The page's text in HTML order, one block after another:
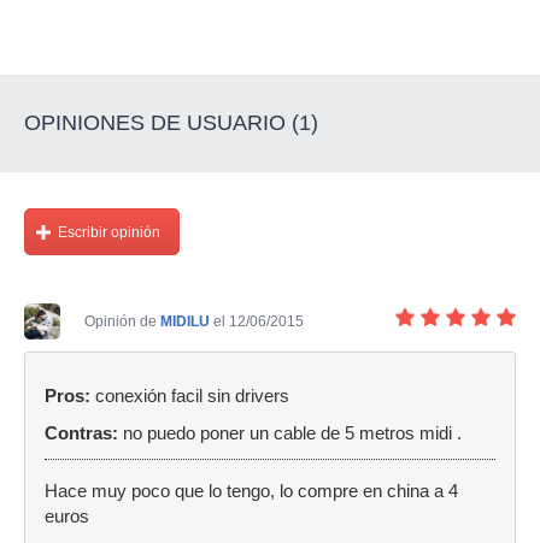
OPINIONES DE USUARIO (1)
Escribir opinión
Opinión de MIDILU el 12/06/2015
Pros: conexión facil sin drivers
Contras: no puedo poner un cable de 5 metros midi .
Hace muy poco que lo tengo, lo compre en china a 4
euros